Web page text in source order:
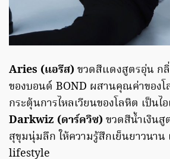
Aries (แอรีส)ขวดสีแดงสูตรอุ่น ก
ของบอนด์ BOND ผสานคุณค่าของ
กระตุ้นการไหลเวียนของโลหิต เป็นไ
Darkwiz (ดาร์ควิซ)ขวดสีน้ำเงิน
สุขุมนุ่มลึก ให้ความรู้สึกเย็นยาวนาน
lifestyle